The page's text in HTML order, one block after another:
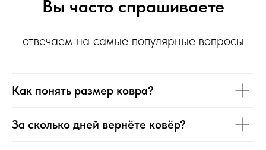
Вы часто спрашиваете
отвечаем на самые популярные вопросы
Как понять размер ковра?
За сколько дней вернёте ковёр?